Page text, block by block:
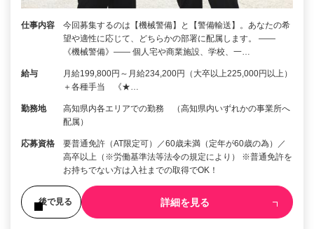
仕事内容
今回募集するのは【機械警備】と【警備輸送】。あなたの希
望や適性に応じて、どちらかの部署に配属します。 ――
《機械警備》―― 個人宅や商業施設、学校、一…
給与
月給199,800円～月給234,200円（大卒以上225,000円以上）
＋各種手当 《★…
勤務地
高知県内各エリアでの勤務 （高知県内いずれかの事業所へ
配属）
応募資格
要普通免許（AT限定可）／60歳未満（定年が60歳の為）／
高卒以上（※労働基準法等法令の規定により） ※普通免許を
お持ちでない方は入社までの取得でOK！
後で見る 詳細を見る